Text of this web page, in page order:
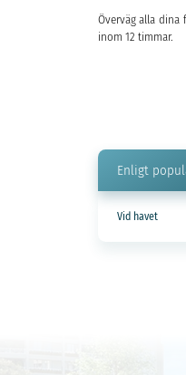
Överväg alla
inom 12 timmar.
Enligt
Vid havet